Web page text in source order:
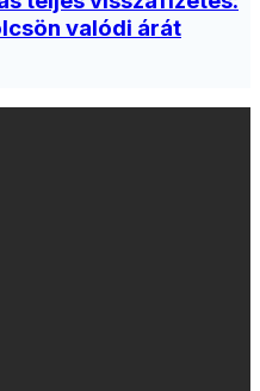
valódi árát